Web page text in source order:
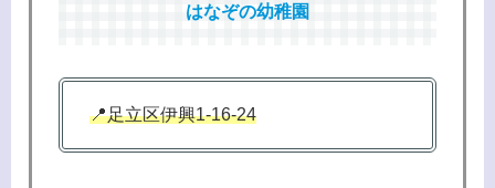
はなぞの幼稚園
📍足立区伊興1-16-24